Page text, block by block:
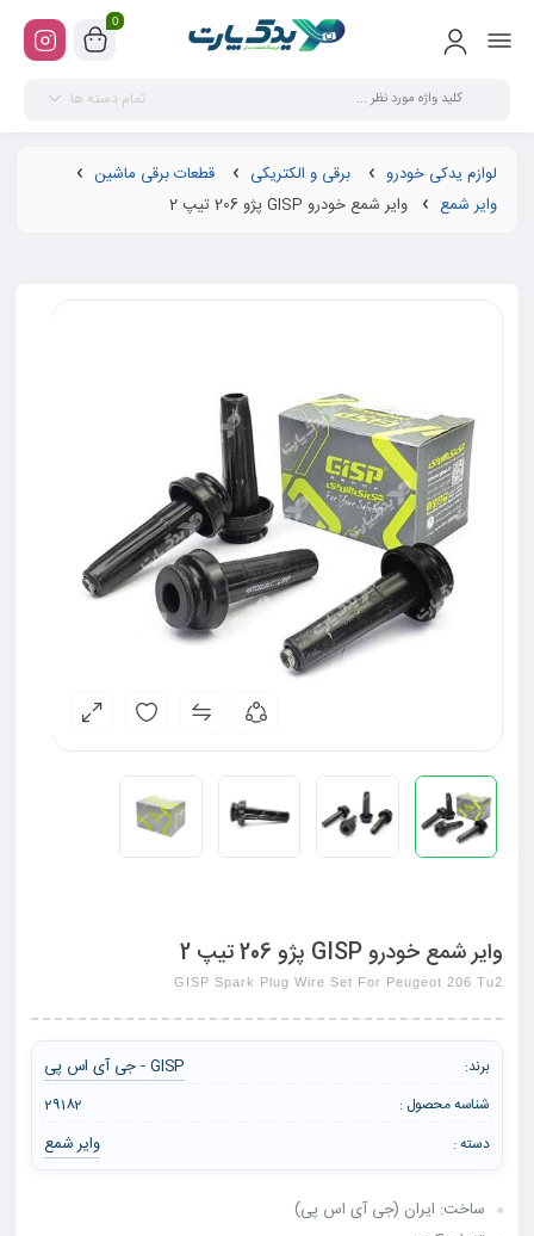
0
تمام دسته ها
لوازم یدکی خودرو برقی و الکتریکی
قطعات برقی ماشین
وایر شمع
وایر شمع خودرو GISP پژو 206 تیپ 2
وایر شمع خودرو GISP پژو 206 تیپ 2
GISP Spark Plug Wire Set For Peugeot 206 Tu2
برند: GISP - جی آی اس پی
شناسه محصول :
29182
دسته :
وایر شمع
ساخت: ایران (جی آی اس پی)